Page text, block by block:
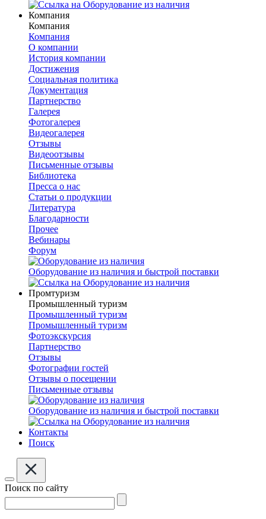
Компания
Компания
Компания
О компании
История компании
Достижения
Социальная политика
Документация
Партнерство
Галерея
Фотогалерея
Видеогалерея
Отзывы
Видеоотзывы
Письменные отзывы
Библиотека
Пресса о нас
Статьи о продукции
Литература
Благодарности
Прочее
Вебинары
Форум
Оборудование из наличия и быстрой поставки
Промтуризм
Промышленный туризм
Промышленный туризм
Промышленный туризм
Фотоэкскурсия
Партнерство
Отзывы
Фотографии гостей
Отзывы о посещении
Письменные отзывы
Оборудование из наличия и быстрой поставки
Контакты
Поиск
Поиск по сайту